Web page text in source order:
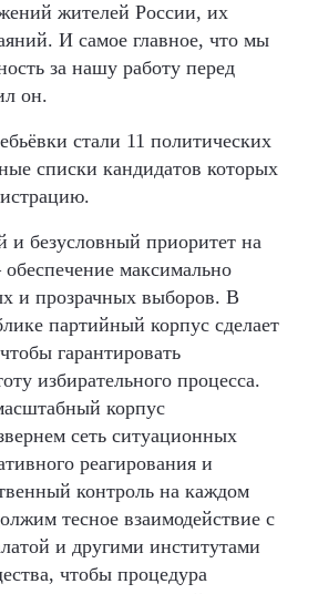
жителей России, их
И самое главное, что мы
за нашу работу перед
он.
стали 11 политических
списки кандидатов которых
безусловный приоритет на
максимально
и прозрачных выборов. В
партийный корпус сделает
гарантировать
избирательного процесса.
корпус
сеть ситуационных
реагирования и
контроль на каждом
тесное взаимодействие с
и другими институтами
чтобы процедура